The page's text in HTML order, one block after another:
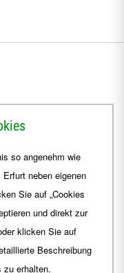
so angenehm wie
neben eigenen
Sie auf „Cookies
und direkt zur
klicken Sie auf
Beschreibung
zu erhalten.